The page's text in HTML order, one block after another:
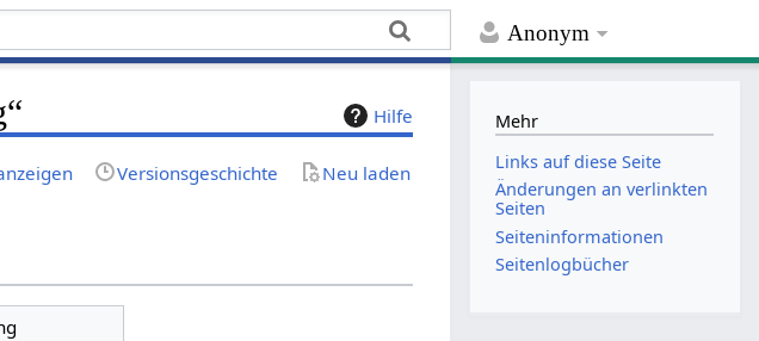
Anonym
Hilfe
Versionsgeschichte Neu laden
Mehr
Links auf diese Seite
Änderungen an verlinkten
Seiten
Seiten­­informationen
Seitenlogbücher